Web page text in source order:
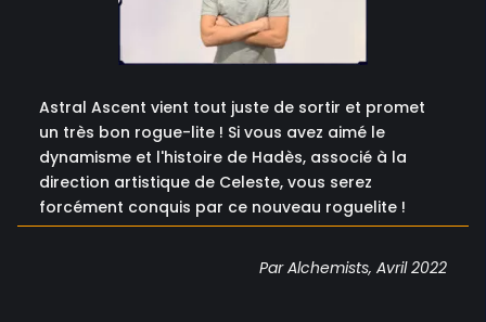
Astral Ascent vient tout juste de sortir et promet
un très bon rogue-lite ! Si vous avez aimé le
dynamisme et l'histoire de Hadès, associé à la
direction artistique de Celeste, vous serez
forcément conquis par ce nouveau roguelite !
Par Alchemists, Avril 2022